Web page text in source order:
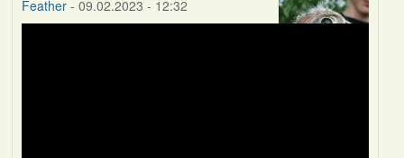
Feather- 09.02.2023 - 12:32